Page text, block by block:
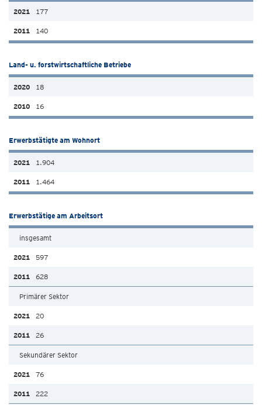
177
140
Land- u. forstwirtschaftliche Betriebe
18
16
Erwerbstätigte am Wohnort
1.904
1.464
Erwerbstätige am Arbeitsort
insgesamt
597
628
Primärer Sektor
20
26
Sekundärer Sektor
76
222